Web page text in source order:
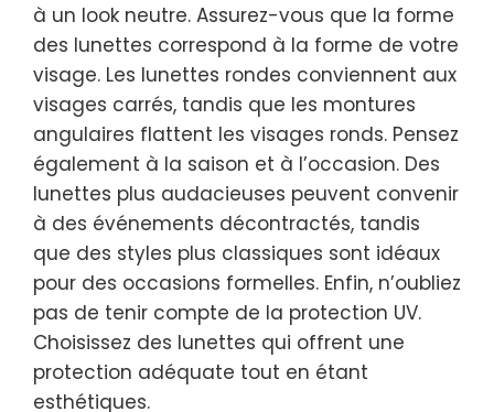
à un look neutre. Assurez-vous que la forme
des lunettes correspond à la forme de votre
visage. Les lunettes rondes conviennent aux
visages carrés, tandis que les montures
angulaires flattent les visages ronds. Pensez
également à la saison et à l’occasion. Des
lunettes plus audacieuses peuvent convenir
à des événements décontractés, tandis
que des styles plus classiques sont idéaux
pour des occasions formelles. Enfin, n’oubliez
pas de tenir compte de la protection UV.
Choisissez des lunettes qui offrent une
protection adéquate tout en étant
esthétiques.